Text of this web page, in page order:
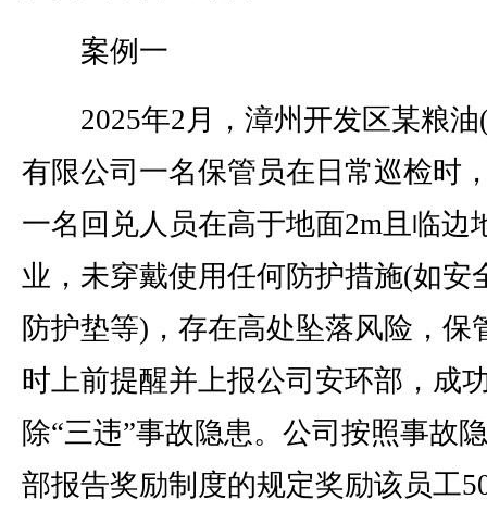
案例一
2025年2月，漳州开发区某粮油
有限公司一名保管员在日常巡检时
一名回兑人员在高于地面2m且临边
业，未穿戴使用任何防护措施(如安
防护垫等)，存在高处坠落风险，保
时上前提醒并上报公司安环部，成
除“三违”事故隐患。公司按照事故
部报告奖励制度的规定奖励该员工